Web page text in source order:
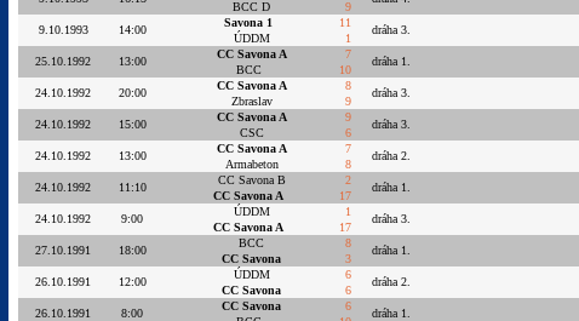
BCC D
9
9.10.1993
14:00
Savona 1 11
dráha 3.
ÚDDM
1
25.10.1992
13:00
CC Savona A 7
dráha 1.
BCC
10
24.10.1992
20:00
CC Savona A 8
dráha 3.
Zbraslav
9
24.10.1992
15:00
CC Savona A 9
dráha 3.
CSC
6
24.10.1992
13:00
CC Savona A 7
dráha 2.
Armabeton
8
24.10.1992
11:10
CC Savona B 2
dráha 1.
CC Savona A
17
24.10.1992
9:00
ÚDDM 1
dráha 3.
CC Savona A
17
27.10.1991
18:00
BCC 8
dráha 1.
CC Savona
3
26.10.1991
12:00
ÚDDM 6
dráha 2.
CC Savona
6
26.10.1991
8:00
CC Savona 6
dráha 1.